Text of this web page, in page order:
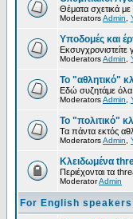
Θέματα σχετικά
ModeratorsAdmin
Υποδομές και
Εκσυγχρονιστείτε
ModeratorsAdmin
Το "αθλητικό"
Εδώ συζητάμε όλα
ModeratorsAdmin
Το "πολιτικό"
Τα πάντα εκτός
ModeratorsAdmin
Κλειδωμένα
Περιέχονται τα
ModeratorAdmin
For English speakers